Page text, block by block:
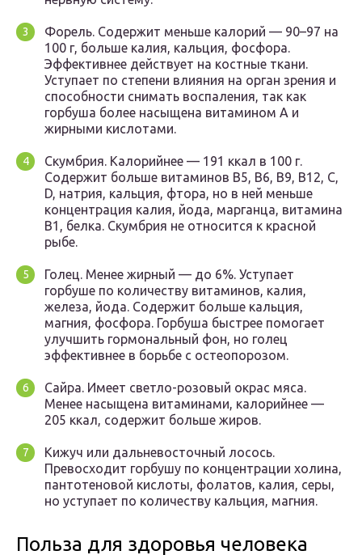
Форель. Содержит меньше калорий — 90–97 на
100 г, больше калия, кальция, фосфора.
Эффективнее действует на костные ткани.
Уступает по степени влияния на орган зрения и
способности снимать воспаления, так как
горбуша более насыщена витамином А и
жирными кислотами.
Скумбрия. Калорийнее — 191 ккал в 100 г.
Содержит больше витаминов В5, В6, В9, В12, С,
D, натрия, кальция, фтора, но в ней меньше
концентрация калия, йода, марганца, витамина
В1, белка. Скумбрия не относится к красной
рыбе.
Голец. Менее жирный — до 6%. Уступает
горбуше по количеству витаминов, калия,
железа, йода. Содержит больше кальция,
магния, фосфора. Горбуша быстрее помогает
улучшить гормональный фон, но голец
эффективнее в борьбе с остеопорозом.
Сайра. Имеет светло-розовый окрас мяса.
Менее насыщена витаминами, калорийнее —
205 ккал, содержит больше жиров.
Кижуч или дальневосточный лосось.
Превосходит горбушу по концентрации холина,
пантотеновой кислоты, фолатов, калия, серы,
но уступает по количеству кальция, магния.
Польза для здоровья человека